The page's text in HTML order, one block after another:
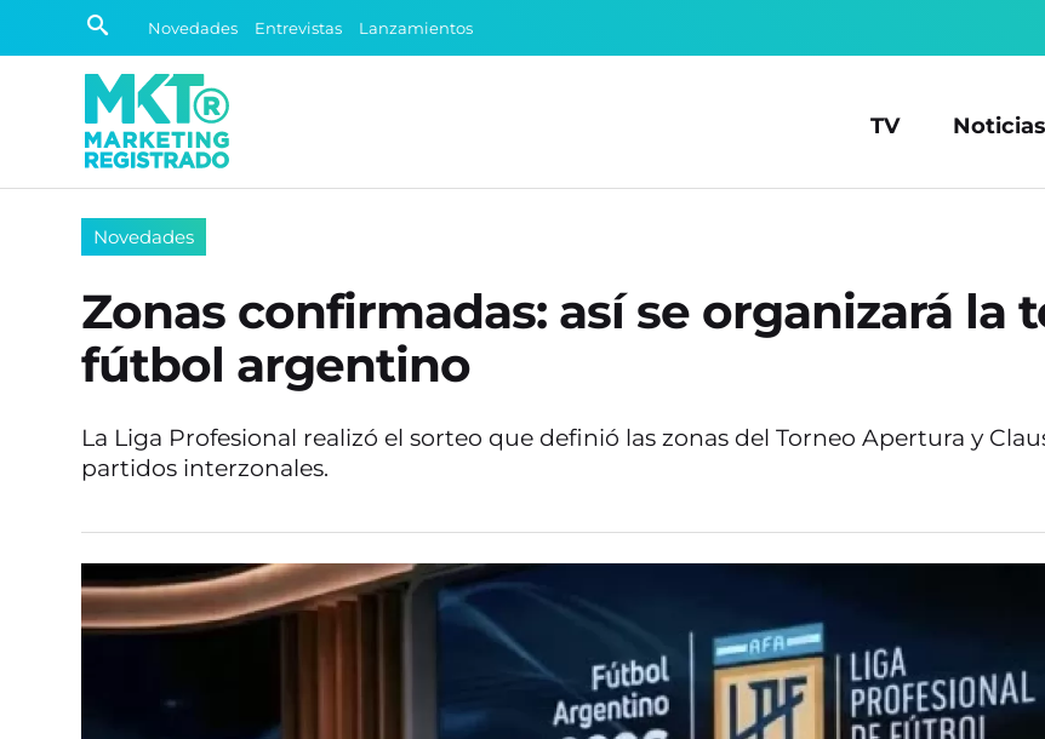
Novedades Entrevistas Lanzamientos
TV Noticias
Novedades
Zonas confirmadas: así se organizará la
fútbol argentino
La Liga Profesional realizó el sorteo que definió las zonas del Torneo Apertura y
partidos interzonales.